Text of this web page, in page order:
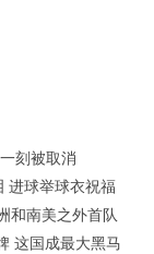
刻被取消
进球举球衣祝福
和南美之外首队
这国成最大黑马